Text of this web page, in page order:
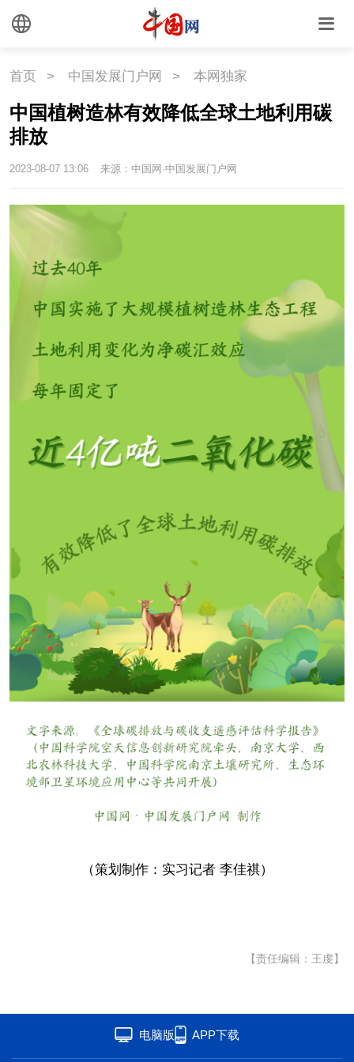
首页 > 中国发展门户网 > 本网独家
中国植树造林有效降低全球土地利用碳
排放
2023-08-07 13:06 来源：中国网·中国发展门户网
（策划制作：实习记者 李佳祺）
【责任编辑：王虔】
电脑版 APP下载